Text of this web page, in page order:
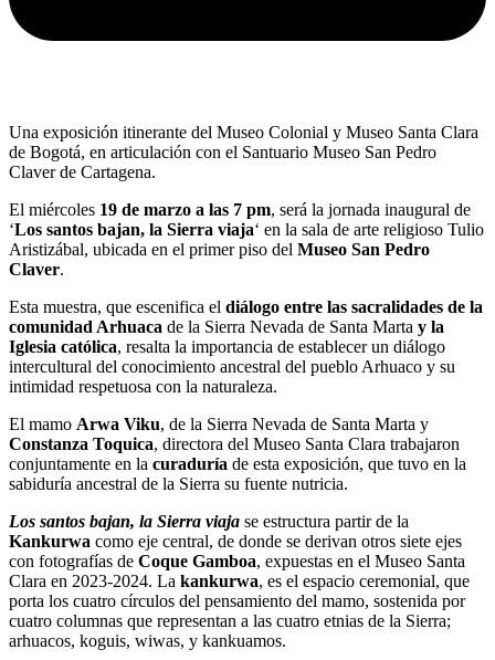
Una exposición itinerante del Museo Colonial y Museo Santa Clara
de Bogotá, en articulación con el Santuario Museo San Pedro
Claver de Cartagena.
El miércoles 19 de marzo a las 7 pm, será la jornada inaugural de
‘Los santos bajan, la Sierra viaja‘ en la sala de arte religioso Tulio
Aristizábal, ubicada en el primer piso del Museo San Pedro
Claver.
Esta muestra, que escenifica el diálogo entre las sacralidades de la
comunidad Arhuaca de la Sierra Nevada de Santa Marta y la
Iglesia católica, resalta la importancia de establecer un diálogo
intercultural del conocimiento ancestral del pueblo Arhuaco y su
intimidad respetuosa con la naturaleza.
El mamo Arwa Viku, de la Sierra Nevada de Santa Marta y
Constanza Toquica, directora del Museo Santa Clara trabajaron
conjuntamente en la curaduría de esta exposición, que tuvo en la
sabiduría ancestral de la Sierra su fuente nutricia.
Los santos bajan, la Sierra viaja se estructura partir de la
Kankurwa como eje central, de donde se derivan otros siete ejes
con fotografías de Coque Gamboa, expuestas en el Museo Santa
Clara en 2023-2024. La kankurwa, es el espacio ceremonial, que
porta los cuatro círculos del pensamiento del mamo, sostenida por
cuatro columnas que representan a las cuatro etnias de la Sierra;
arhuacos, koguis, wiwas, y kankuamos.